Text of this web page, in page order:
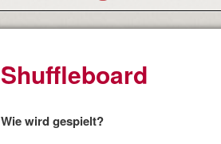
Shuffleboard
Wie wird gespielt?